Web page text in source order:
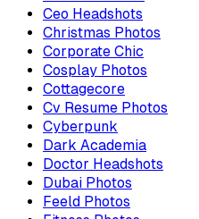
Ceo Headshots
Christmas Photos
Corporate Chic
Cosplay Photos
Cottagecore
Cv Resume Photos
Cyberpunk
Dark Academia
Doctor Headshots
Dubai Photos
Feeld Photos